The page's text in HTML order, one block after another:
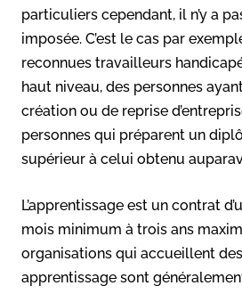
particuliers cependant, il n’y a
imposée. C’est le cas par
reconnues travailleurs
haut niveau, des personnes
création ou de reprise
personnes qui préparent un
supérieur à celui obtenu
L’apprentissage est un contrat
mois minimum à trois ans
organisations qui accueillent
apprentissage sont